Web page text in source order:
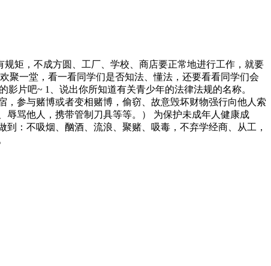
矩，不成方圆、工厂、学校、商店要正常地进行工作，就要
聚一堂，看一看同学们是否知法、懂法，还要看看同学们会
片吧~ 1、说出你所知道有关青少年的法律法规的名称。
，参与赌博或者变相赌博，偷窃、故意毁坏财物强行向他人索
骂他人，携带管制刀具等等。） 为保护未成年人健康成
：不吸烟、酗酒、流浪、聚赌、吸毒，不弃学经商、从工，